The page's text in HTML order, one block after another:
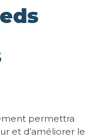
permettra
et d’améliorer le